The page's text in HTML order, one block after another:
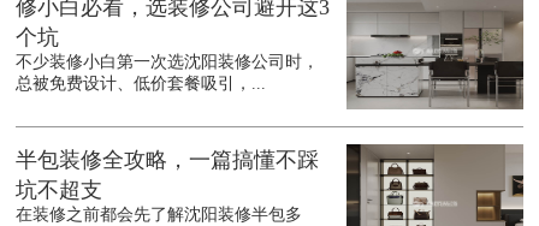
修小白必看，选装修公司避开这3
个坑
不少装修小白第一次选沈阳装修公司时，
总被免费设计、低价套餐吸引，...
半包装修全攻略，一篇搞懂不踩
坑不超支
在装修之前都会先了解沈阳装修半包多